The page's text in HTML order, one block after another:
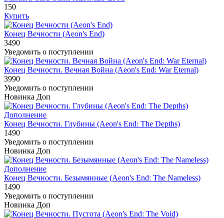
150
Купить
Конец Вечности (Aeon's End)
3490
Уведомить о поступлении
Конец Вечности. Вечная Война (Aeon's End: War Eternal)
3990
Уведомить о поступлении
Новинка Доп
Дополнение
Конец Вечности. Глубины (Aeon's End: The Depths)
1490
Уведомить о поступлении
Новинка Доп
Дополнение
Конец Вечности. Безымянные (Aeon's End: The Nameless)
1490
Уведомить о поступлении
Новинка Доп